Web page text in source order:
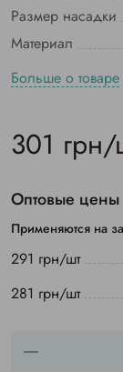
Размер насадки
Материал
Больше о товаре
301 грн/
Оптовые цены
Применяются на
291 грн/шт
281 грн/шт